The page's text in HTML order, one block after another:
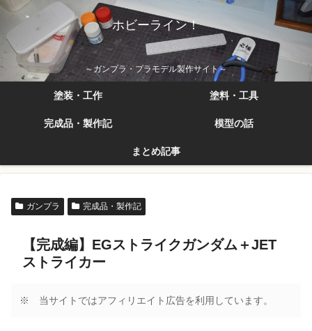
ホビーライン！
～ガンプラ・プラモデル製作サイト～
塗装・工作 塗料・工具
完成品・製作記 模型の話
まとめ記事
ガンプラ 完成品・製作記
【完成編】EGストライクガンダム＋JET
ストライカー
※ 当サイトではアフィリエイト広告を利用しています。